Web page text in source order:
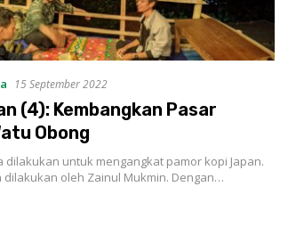
15 September 2022
(4): Kembangkan Pasar
Obong
dilakukan untuk mengangkat pamor kopi Japan.
dilakukan oleh Zainul Mukmin. Dengan…